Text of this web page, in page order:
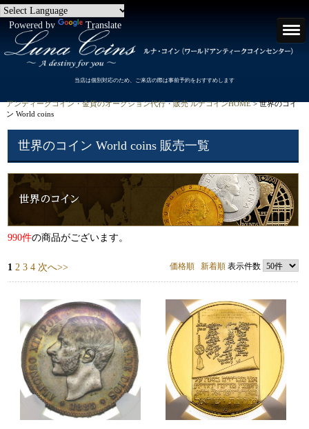
Powered by Translate
当店は個別対応のため、ご来店の際は事前予約をおすすめします
アンティークコイン・金貨のオークション代行・販売 ルナコインHOME> 世界のコイ
ン World coins
世界のコイン World coins 販売一覧
990件の商品がございます。
価格順 新着順表示件数
1 2 3 4 次へ>>